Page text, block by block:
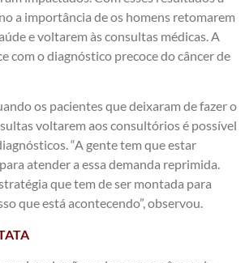
a importância de os homens retomarem
e voltarem às consultas médicas. A
com o diagnóstico precoce do câncer de
os pacientes que deixaram de fazer o
voltarem aos consultórios é possível
“A gente tem que estar
atender a essa demanda reprimida.
que tem de ser montada para
que está acontecendo”, observou.